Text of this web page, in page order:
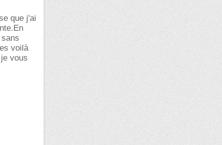
que j'ai
voilà
vous